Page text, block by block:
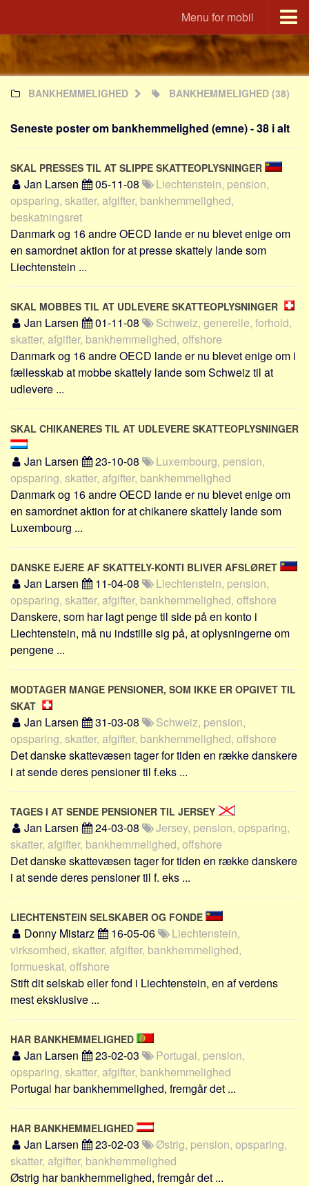
Menu for mobil
Portal
Udvandrerne.dk
Utvandrerne.no
Tyskland.dk
Rusland.dk
JLKM.dk
Lande
Tyrkiet
Spanien
Sverige
Norge
Thailand
Italien
USA
Alle
Nøgleord
Bolig
Job
Virksomhed
Pension og opsparing
Forbrug
Social sikring og sundhed
Aspekter
Køb og salg
Økonomi
Jura og regler
Skatter og afgifter
Praktisk
Alle
Meta
Emner
Skribenter
Personer
Steder
Kilder
Om
Webstedet
Forhistorien
Redigering
Tekstannoncer
Bannere
Hjælp
BANKHEMMELIGHED BANKHEMMELIGHED (38)
Seneste poster om bankhemmelighed (emne) - 38 i alt
SKAL PRESSES TIL AT SLIPPE SKATTEOPLYSNINGER
Jan Larsen 05-11-08
Liechtenstein, pension,
opsparing, skatter, afgifter, bankhemmelighed,
beskatningsret
Danmark og 16 andre OECD lande er nu blevet enige om
en samordnet aktion for at presse skattely lande som
Liechtenstein ...
SKAL MOBBES TIL AT UDLEVERE SKATTEOPLYSNINGER
Jan Larsen 01-11-08
Schweiz, generelle, forhold,
skatter, afgifter, bankhemmelighed, offshore
Danmark og 16 andre OECD lande er nu blevet enige om i
fællesskab at mobbe skattely lande som Schweiz til at
udlevere ...
SKAL CHIKANERES TIL AT UDLEVERE SKATTEOPLYSNINGER
Jan Larsen 23-10-08
Luxembourg, pension,
opsparing, skatter, afgifter, bankhemmelighed
Danmark og 16 andre OECD lande er nu blevet enige om
en samordnet aktion for at chikanere skattely lande som
Luxembourg ...
DANSKE EJERE AF SKATTELY-KONTI BLIVER AFSLØRET
Jan Larsen 11-04-08
Liechtenstein, pension,
opsparing, skatter, afgifter, bankhemmelighed, offshore
Danskere, som har lagt penge til side på en konto i
Liechtenstein, må nu indstille sig på, at oplysningerne om
pengene ...
MODTAGER MANGE PENSIONER, SOM IKKE ER OPGIVET TIL
SKAT
Jan Larsen 31-03-08
Schweiz, pension,
opsparing, skatter, afgifter, bankhemmelighed, offshore
Det danske skattevæsen tager for tiden en række danskere
i at sende deres pensioner til f.eks ...
TAGES I AT SENDE PENSIONER TIL JERSEY
Jan Larsen 24-03-08
Jersey, pension, opsparing,
skatter, afgifter, bankhemmelighed, offshore
Det danske skattevæsen tager for tiden en række danskere
i at sende deres pensioner til f. eks ...
LIECHTENSTEIN SELSKABER OG FONDE
Donny Mistarz 16-05-06
Liechtenstein,
virksomhed, skatter, afgifter, bankhemmelighed,
formueskat, offshore
Stift dit selskab eller fond i Liechtenstein, en af verdens
mest eksklusive ...
HAR BANKHEMMELIGHED
Jan Larsen 23-02-03
Portugal, pension,
opsparing, skatter, afgifter, bankhemmelighed
Portugal har bankhemmelighed, fremgår det ...
HAR BANKHEMMELIGHED
Jan Larsen 23-02-03
Østrig, pension, opsparing,
skatter, afgifter, bankhemmelighed
Østrig har bankhemmelighed, fremgår det ...